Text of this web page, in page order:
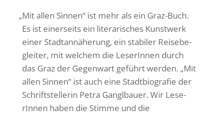
„Mit allen Sinnen“ ist mehr als ein Graz-Buch.
Es ist einer­seits ein lite­ra­ri­sches Kunst­werk
einer Stadt­an­nä­he­rung, ein stabiler Reise­be­
gleiter, mit welchem die Lese­rInnen durch
das Graz der Gegen­wart geführt werden. „Mit
allen Sinnen“ ist auch eine Stadt­bio­grafie der
Schrift­stel­lerin Petra Gangl­bauer. Wir Lese­
rInnen haben die Stimme und die